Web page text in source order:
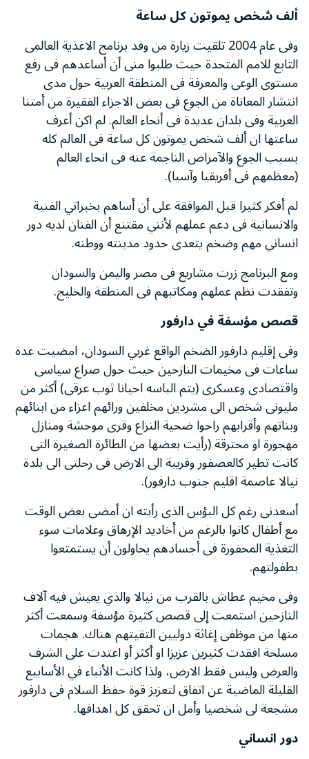
ألف شخص يموتون كل ساعة
وفى عام 2004 تلقيت زيارة من وفد برنامج الاغذية العالمى
التابع للامم المتحدة حيث طلبوا منى أن أساعدهم فى رفع
مستوى الوعى والمعرفة فى المنطقة العربية حول مدى
انتشار المعاناة من الجوع فى بعض الاجزاء الفقيرة من أمتنا
العربية وفى بلدان عديدة فى أنحاء العالم. لم اكن أعرف
ساعتها ان ألف شخص يموتون كل ساعة فى العالم كله
بسبب الجوع والآمراض الناجمة عنه فى انحاء العالم
(معظمهم فى أفريقيا وآسيا).
لم أفكر كثيرا قبل الموافقة على أن أساهم بخبراتي الفنية
والانسانية فى دعم عملهم لأنني مقتنع أن الفنان لديه دور
انساني مهم وضخم يتعدى حدود مدينته ووطنه.
ومع البرنامج زرت مشاريع فى مصر واليمن والسودان
وتفقدت نظم عملهم ومكاتبهم فى المنطقة والخليج.
قصص مؤسفة في دارفور
وفى إقليم دارفور الضخم الواقع غربي السودان، امضيت عدة
ساعات فى مخيمات النازحين حيث حول صراع سياسى
واقتصادى وعسكرى (يتم الباسه احيانا ثوب عرقى) أكثر من
مليونى شخص الى مشردين مخلفين ورائهم اعزاء من ابنائهم
وبناتهم وأقرابهم راحوا ضحية النزاع وقرى موحشة ومنازل
مهجورة او محترقة (رأيت بعضها من الطائرة الصغيرة التى
كانت تطير كالعصفور وقريبة الى الارض فى رحلتى الى بلدة
نيالا عاصمة اقليم جنوب دارفور).
أسعدنى رغم كل البؤس الذى رأيته ان أمضى بعض الوقت
مع أطفال كانوا بالرغم من أخاديد الإرهاق وعلامات سوء
التغذية المحفورة فى أجسادهم يحاولون أن يستمتعوا
بطفولتهم.
وفى مخيم عطاش بالقرب من نيالا والذي يعيش فيه آلاف
النازحين استمعت إلى قصص كثيرة مؤسفة وسمعت أكثر
منها من موظفى إغاثة دوليين التقيتهم هناك. هجمات
مسلحة افقدت كثيرين عزيزا او أكثر أو اعتدت على الشرف
والعرض وليس فقط الارض، ولذا كانت الأنباء في الأسابيع
القليلة الماضية عن اتفاق لتعزيز قوة حفظ السلام فى دارفور
مشجعة لى شخصيا وأمل ان تحقق كل اهدافها.
دور انساني